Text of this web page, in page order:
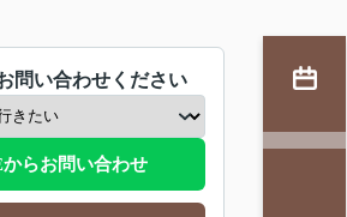
問い合わせください
らお問い合わせ